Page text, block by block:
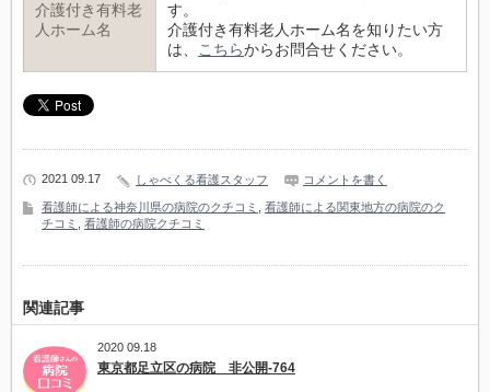
介護付き有料老
人ホーム名
す。
介護付き有料老人ホーム名を知りたい方
は、
こちらからお問合せください。
2021 09.17 しゃべくる看護スタッフ コメントを書く
看護師による神奈川県の病院のクチコミ
看護師による関東地方の病院のク
チコミ
看護師の病院クチコミ
関連記事
2020 09.18
東京都足立区の病院 非公開-764